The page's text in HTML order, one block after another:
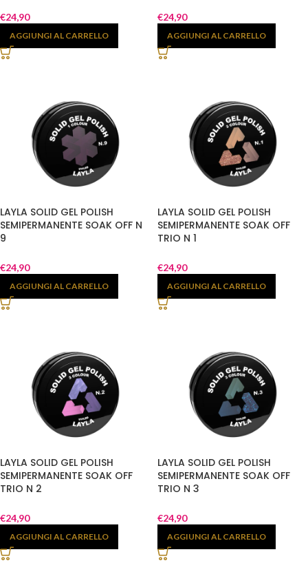
€24,90
AGGIUNGI AL CARRELLO
€24,90
AGGIUNGI AL CARRELLO
LAYLA SOLID GEL POLISH
SEMIPERMANENTE SOAK OFF N
9
€24,90
AGGIUNGI AL CARRELLO
LAYLA SOLID GEL POLISH
SEMIPERMANENTE SOAK OFF
TRIO N 1
€24,90
AGGIUNGI AL CARRELLO
LAYLA SOLID GEL POLISH
SEMIPERMANENTE SOAK OFF
TRIO N 2
€24,90
AGGIUNGI AL CARRELLO
LAYLA SOLID GEL POLISH
SEMIPERMANENTE SOAK OFF
TRIO N 3
€24,90
AGGIUNGI AL CARRELLO